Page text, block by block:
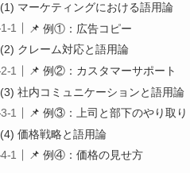
(1) マーケティングにおける語用論
📌 例①：広告コピー
(2) クレーム対応と語用論
📌 例②：カスタマーサポート
(3) 社内コミュニケーションと語用論
📌 例③：上司と部下のやり取り
(4) 価格戦略と語用論
📌 例④：価格の見せ方